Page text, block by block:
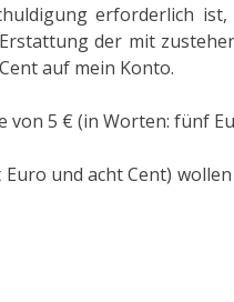
erforderlich
der mit
auf mein Konto.
5 € (in Worten: fünf
und acht Cent)